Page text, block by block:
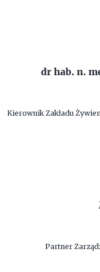
dr hab. n.
Kierownik Zakładu
Partner